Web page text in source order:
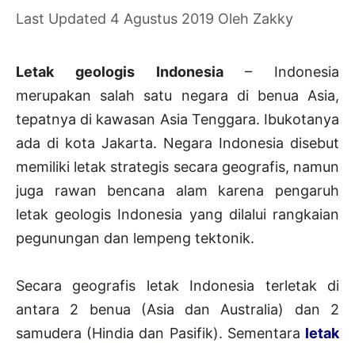
4 Agustus 2019 Oleh Zakky
Letak geologis Indonesia – Indonesia
merupakan salah satu negara di benua Asia,
tepatnya di kawasan Asia Tenggara. Ibukotanya
ada di kota Jakarta. Negara Indonesia disebut
memiliki letak strategis secara geografis, namun
juga rawan bencana alam karena pengaruh
letak geologis Indonesia yang dilalui rangkaian
pegunungan dan lempeng tektonik.
Secara geografis letak Indonesia terletak di
antara 2 benua (Asia dan Australia) dan 2
samudera (Hindia dan Pasifik). Sementara letak